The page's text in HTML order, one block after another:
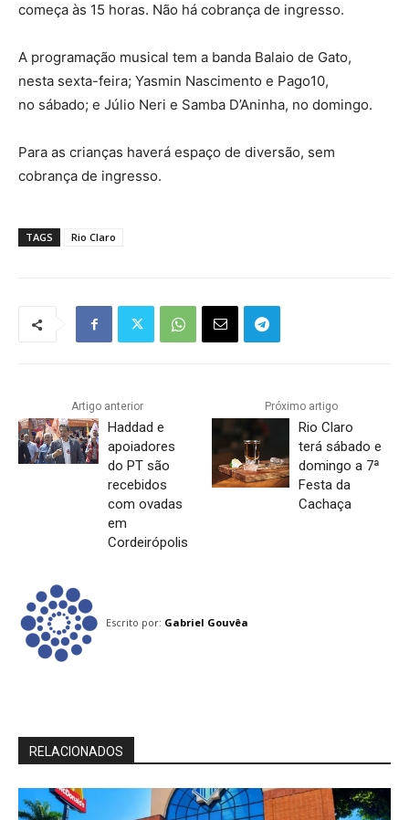
começa às 15 horas. Não há cobrança de ingresso.
A programação musical tem a banda Balaio de Gato,
nesta sexta-feira; Yasmin Nascimento e Pago10,
no sábado; e Júlio Neri e Samba D’Aninha, no domingo.
Para as crianças haverá espaço de diversão, sem
cobrança de ingresso.
TAGS Rio Claro
Artigo anterior
Haddad e
apoiadores
do PT são
recebidos
com ovadas
em
Cordeirópolis
Próximo artigo
Rio Claro
terá sábado e
domingo a 7ª
Festa da
Cachaça
Escrito por: Gabriel Gouvêa
RELACIONADOS